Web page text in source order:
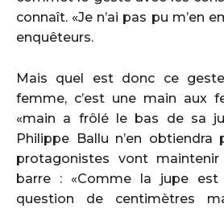
connaît. «Je n’ai pas pu m’en
enquêteurs.
Mais quel est donc ce
femme, c’est une main aux
«main a frôlé le bas de sa
Philippe Ballu n’en obtiendra
protagonistes vont
barre : «Comme la jupe est
question de centimètres